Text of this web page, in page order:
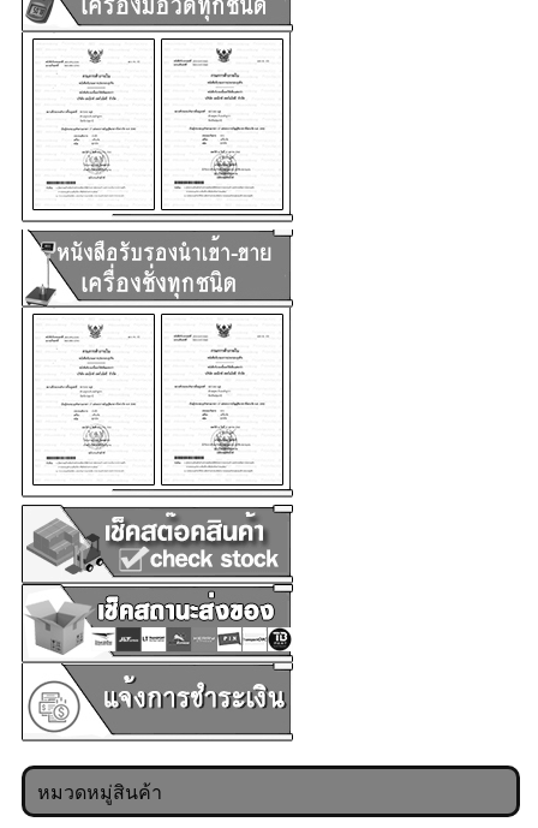
หมวดหมู่สินค้า